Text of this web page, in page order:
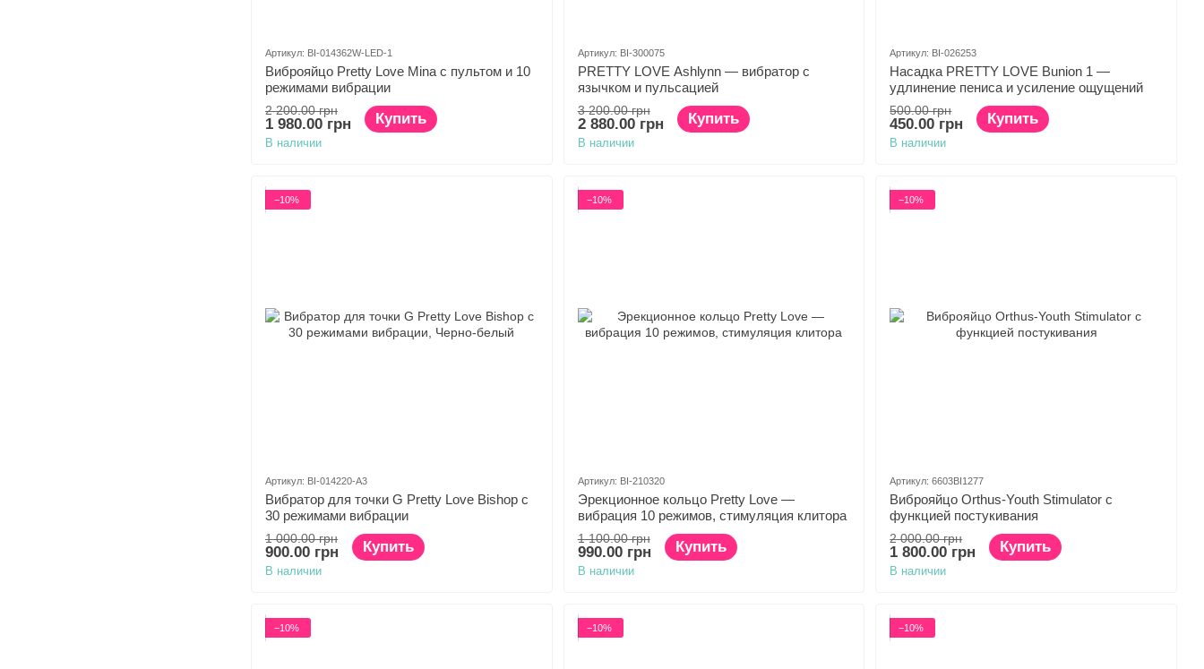
Артикул: BI-014362W-LED-1
Виброяйцо Pretty Love Mina с пультом и 10
режимами вибрации
2 200.00 грн
1 980.00 грн Купить
В наличии
Артикул: BI-300075
PRETTY LOVE Ashlynn — вибратор с
язычком и пульсацией
3 200.00 грн
2 880.00 грн Купить
В наличии
Артикул: BI-026253
Насадка PRETTY LOVE Bunion 1 —
удлинение пениса и усиление ощущений
500.00 грн
450.00 грн Купить
В наличии
−10%
Артикул: BI-014220-A3
Вибратор для точки G Pretty Love Bishop с
30 режимами вибрации
1 000.00 грн
900.00 грн Купить
В наличии
−10%
Артикул: BI-210320
Эрекционное кольцо Pretty Love —
вибрация 10 режимов, стимуляция клитора
1 100.00 грн
990.00 грн Купить
В наличии
−10%
Артикул: 6603BI1277
Виброяйцо Orthus-Youth Stimulator с
функцией постукивания
2 000.00 грн
1 800.00 грн Купить
В наличии
−10% −10% −10%